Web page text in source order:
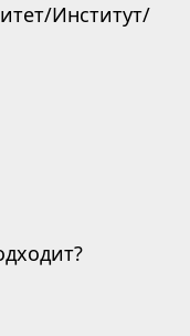
Институт/